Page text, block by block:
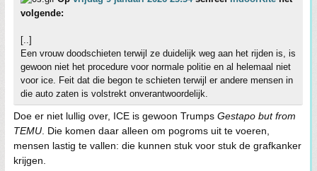
volgende:
[..]
Een vrouw doodschieten terwijl ze duidelijk weg aan het rijden is, is
gewoon niet het procedure voor normale politie en al helemaal niet
voor ice. Feit dat die begon te schieten terwijl er andere mensen in
die auto zaten is volstrekt onverantwoordelijk.
Doe er niet lullig over, ICE is gewoon Trumps Gestapo but from
TEMU . Die komen daar alleen om pogroms uit te voeren,
mensen lastig te vallen: die kunnen stuk voor stuk de grafkanker
krijgen.